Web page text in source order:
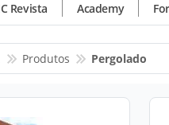
Revista Academy
Produtos Pergolado